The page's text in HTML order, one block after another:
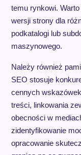
temu rynkowi.
wersji strony dla
podkatalogi lub
maszynowego.
Należy również
SEO stosuje
cennych
treści, linkowania
obecności w
zidentyfikowanie
opracowanie